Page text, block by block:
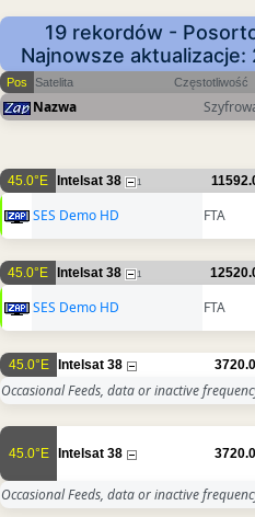
19 rekordów -
Najnowsze
Pos Satelita Częstotliwość
Nazwa
45.0°E Intelsat 38 1
SES Demo HD FTA
45.0°E Intelsat 38 1
SES Demo HD FTA
45.0°E Intelsat 38
Occasional Feeds, data or inactive
45.0°E Intelsat 38
Occasional Feeds, data or inactive